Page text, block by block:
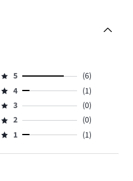
Ocena
5,
ilość
głosów
6.
5
(6)
Ocena
4,
ilość
głosów
4
(1)
Ocena
3,
ilość
3
(0)
Ocena
2,
2
(0)
Ocena
1,
1 (1)